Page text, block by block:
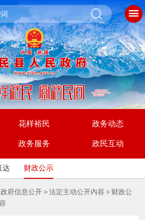
花样裕民 政务动态
政务服务 政民互动
达 财政公示
政府信息公开 > 法定主动公开内容 > 财政公